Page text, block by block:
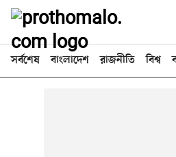
সর্বশেষ বাংলাদেশ রাজনীতি বিশ্ব